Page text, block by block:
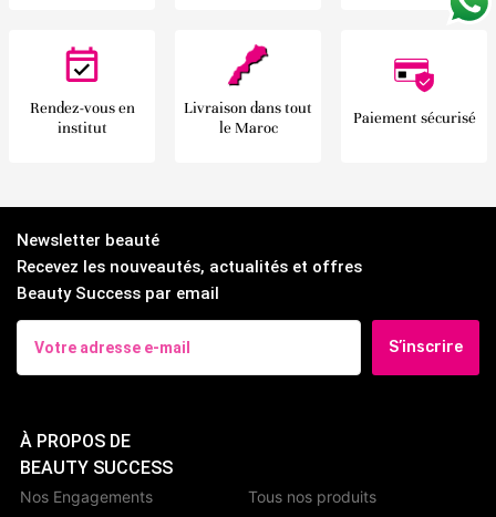
Rendez-vous en
institut
Livraison dans tout
le Maroc
Paiement sécurisé
Newsletter beauté
Recevez les nouveautés, actualités et offres
Beauty Success par email
S’inscrire
À PROPOS DE
BEAUTY SUCCESS
Nos Engagements
Tous nos produits